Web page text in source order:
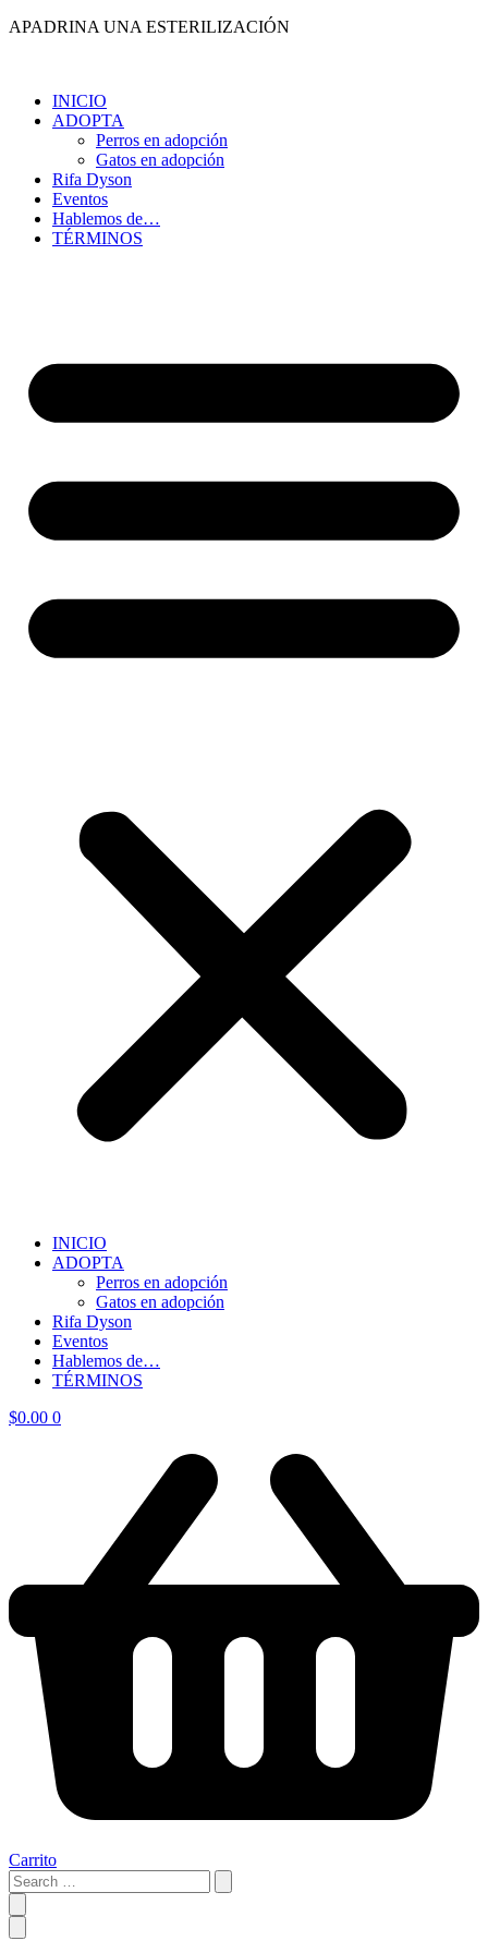
Ir
APADRINA UNA ESTERILIZACIÓN
INICIO
ADOPTA
Perros en adopción
Gatos en adopción
Rifa Dyson
Eventos
Hablemos de…
TÉRMINOS
INICIO
ADOPTA
Perros en adopción
Gatos en adopción
Rifa Dyson
Eventos
Hablemos de…
TÉRMINOS
$0.00 0
Carrito
Search
…